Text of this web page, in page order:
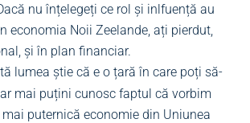
nu înțelegeți ce rol și inlfuență au
economia Noii Zeelande, ați pierdut,
și în plan financiar.
lumea știe că e o țară în care poți să-
mai puțini cunosc faptul că vorbim
puternică economie din Uniunea